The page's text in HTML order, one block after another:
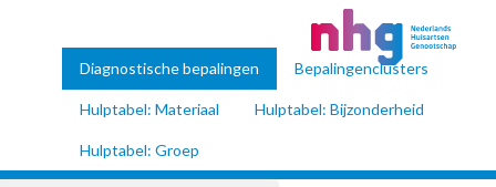
Diagnostische bepalingen Bepalingenclusters
Hulptabel: Materiaal Hulptabel: Bijzonderheid
Hulptabel: Groep